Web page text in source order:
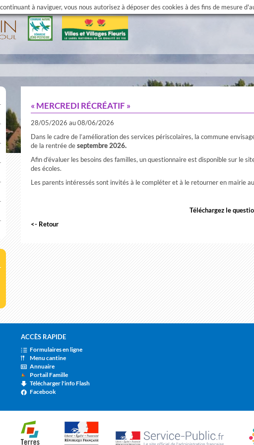
à naviguer, vous nous autorisez à déposer des cookies à des fins de mesure
« MERCREDI RÉCRÉATIF »
28/05/2026 au 08/06/2026
Dans le cadre de l’amélioration des services périscolaires, la commune
de la rentrée deseptembre 2026.
Afin d’évaluer les besoins des familles, un questionnaire est disponible sur le
des écoles.
Les parents intéressés sont invités à le compléter et à le retourner en mairie
Téléchargez le
<- Retour
ACCÈS RAPIDE
Formulaires en ligne
Menu cantine
Annuaire
Portail Famille
Télécharger l'info Flash
Facebook